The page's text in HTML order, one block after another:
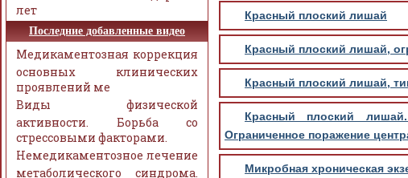
Красный плоский лишай
Красный плоский лишай,
Красный плоский лишай,
Красный плоский
Ограниченное поражение
Микробная хроническая
лет
Последние добавленные видео
Медикаментозная коррекция
основных клинических
проявлений ме
Виды физической
активности. Борьба со
стрессовыми факторами.
Немедикаментозное лечение
метаболического синдрома.